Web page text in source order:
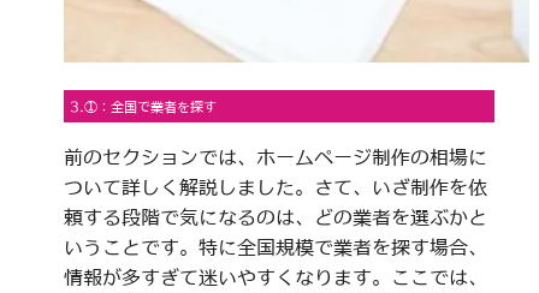
3.①：全国で業者を探す
前のセクションでは、ホームページ制作の相場に
ついて詳しく解説しました。さて、いざ制作を依
頼する段階で気になるのは、どの業者を選ぶかと
いうことです。特に全国規模で業者を探す場合、
情報が多すぎて迷いやすくなります。ここでは、